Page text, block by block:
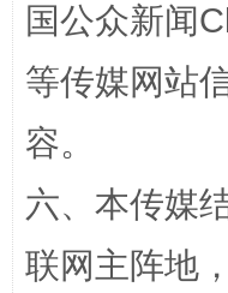
招工难、用工
国公众新闻
等传媒网站
容。
六、本传媒
联网主阵地